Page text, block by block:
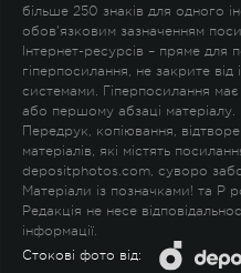
більше 250 знаків для одного
обов'язковим зазначенням
Інтернет-ресурсів – пряме для
гіперпосилання, не закрите від
системами. Гіперпосилання
або першому абзаці матеріалу.
Передрук, копіювання,
матеріалів, які містять
depositphotos.com, суворо
Матеріали із позначками! та P
Редакція не несе
інформації.
Стокові фото від: